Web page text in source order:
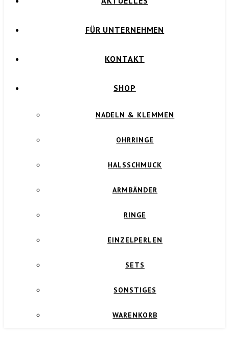
FÜR UNTERNEHMEN
KONTAKT
SHOP
NADELN & KLEMMEN
OHRRINGE
HALSSCHMUCK
ARMBÄNDER
RINGE
EINZELPERLEN
SETS
SONSTIGES
WARENKORB